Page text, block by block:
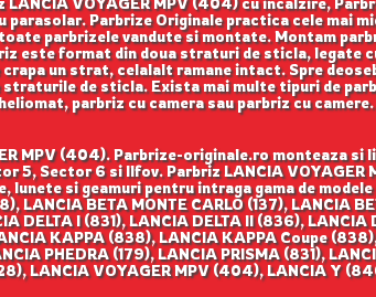
parasolar. Parbrize Originale practica cele mai
parbrizele vandute si montate. Montam
este format din doua straturi de sticla, legate
crapa un strat, celalalt ramane intact. Spre
de sticla. Exista mai multe tipuri de
parbriz cu camera sau parbriz cu camere.
MPV (404). Parbrize-originale.ro monteaza
5, Sector 6 si Ilfov. Parbriz LANCIA VOYAGER
lunete si geamuri pentru intraga gama de
LANCIA BETA MONTE CARLO (137),
DELTA I (831), LANCIA DELTA II (836),
KAPPA (838), LANCIA KAPPA Coupe
PHEDRA (179), LANCIA PRISMA (831),
LANCIA VOYAGER MPV (404), LANCIA Y